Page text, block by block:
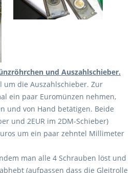
und Auszahlschieber.
die Auszahlschieber. Zur
ein paar Euromünzen nehmen,
und von Hand betätigen. Beide
und 2EUR im 2DM-Schieber)
um ein paar zehntel Millimeter
man alle 4 Schrauben löst und
(aufpassen dass die Gleitrolle